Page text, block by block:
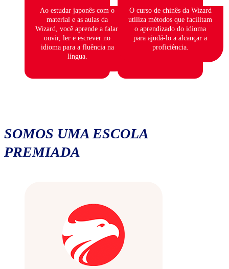
Ao estudar japonês com o
material e as aulas da
Wizard, você aprende a falar,
ouvir, ler e escrever no
idioma para a fluência na
língua.
O curso de chinês da Wizard
utiliza métodos que facilitam
o aprendizado do idioma
para ajudá-lo a alcançar a
proficiência.
SOMOS UMA ESCOLA
PREMIADA